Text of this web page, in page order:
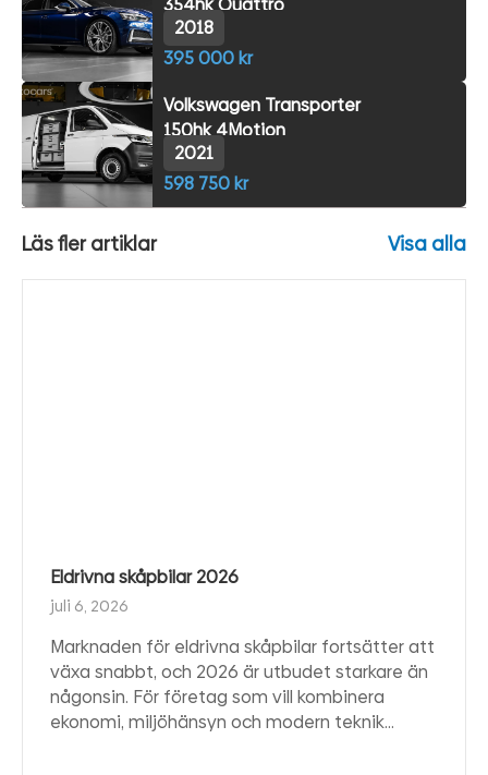
2018
395 000 kr
Volkswagen Transporter
150hk 4Motion
2021
598 750 kr
Läs fler artiklar Visa alla
Eldrivna skåpbilar 2026
juli 6, 2026
Marknaden för eldrivna skåpbilar fortsätter att
växa snabbt, och 2026 är utbudet starkare än
någonsin. För företag som vill kombinera
ekonomi, miljöhänsyn och modern teknik…